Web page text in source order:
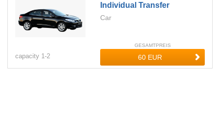
Individual Transfer
Car
capacity 1-2
GESAMTPREIS